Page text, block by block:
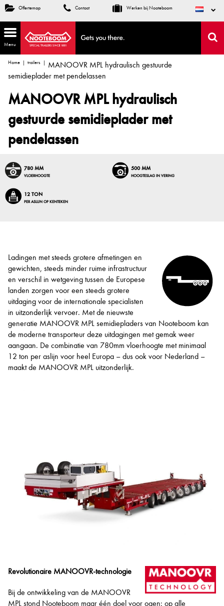
Offertemap Contact Werken bij Nooteboom
Menu
Home trailers
MANOOVR MPL hydraulisch gestuurde
semidieplader met pendelassen
MANOOVR MPL hydraulisch
gestuurde semidieplader met
pendelassen
780 MM
VLOERHOOGTE
500 MM
HOOGTESLAG IN VERING
12 TON
PER ASLIJN OP KENTEKEN
Ladingen met steeds grotere afmetingen en
gewichten, steeds minder ruime infrastructuur
en verschil in wetgeving tussen de Europese
landen zorgen voor een steeds grotere
uitdaging voor de internationale specialisten
in uitzonderlijk vervoer. Met de nieuwste
generatie MANOOVR MPL semidiepladers van Nooteboom kan
de moderne transporteur deze uitdagingen met gemak weer
aangaan. De combinatie van 780mm vloerhoogte met minimaal
12 ton per aslijn voor heel Europa – dus ook voor Nederland –
maakt de MANOOVR MPL uitzonderlijk.
Revolutionaire MANOOVR-technologie
Bij de ontwikkeling van de MANOOVR
MPL stond Nooteboom maar één doel voor ogen: op alle